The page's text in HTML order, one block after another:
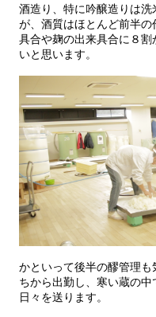
酒造り、特に吟醸造りは
が、酒質はほとんど前半
具合や麹の出来具合に８
いと思います。
かといって後半の醪管理
ちから出勤し、寒い蔵の
日々を送ります。